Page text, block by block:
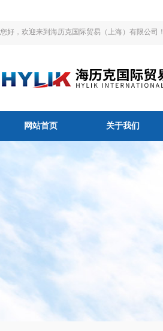
您好，欢迎来到海历克国际贸易（上海）有限公司！
网站首页 关于我们